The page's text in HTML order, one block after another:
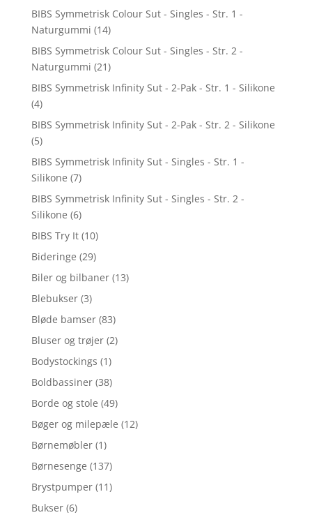
BIBS Symmetrisk Colour Sut - Singles - Str. 1 -
Naturgummi (14)
BIBS Symmetrisk Colour Sut - Singles - Str. 2 -
Naturgummi (21)
BIBS Symmetrisk Infinity Sut - 2-Pak - Str. 1 - Silikone
(4)
BIBS Symmetrisk Infinity Sut - 2-Pak - Str. 2 - Silikone
(5)
BIBS Symmetrisk Infinity Sut - Singles - Str. 1 -
Silikone (7)
BIBS Symmetrisk Infinity Sut - Singles - Str. 2 -
Silikone (6)
BIBS Try It (10)
Bideringe (29)
Biler og bilbaner (13)
Blebukser (3)
Bløde bamser (83)
Bluser og trøjer (2)
Bodystockings (1)
Boldbassiner (38)
Borde og stole (49)
Bøger og milepæle (12)
Børnemøbler (1)
Børnesenge (137)
Brystpumper (11)
Bukser (6)